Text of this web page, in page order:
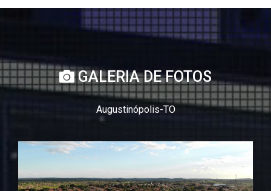
GALERIA DE FOTOS
Augustinópolis-TO